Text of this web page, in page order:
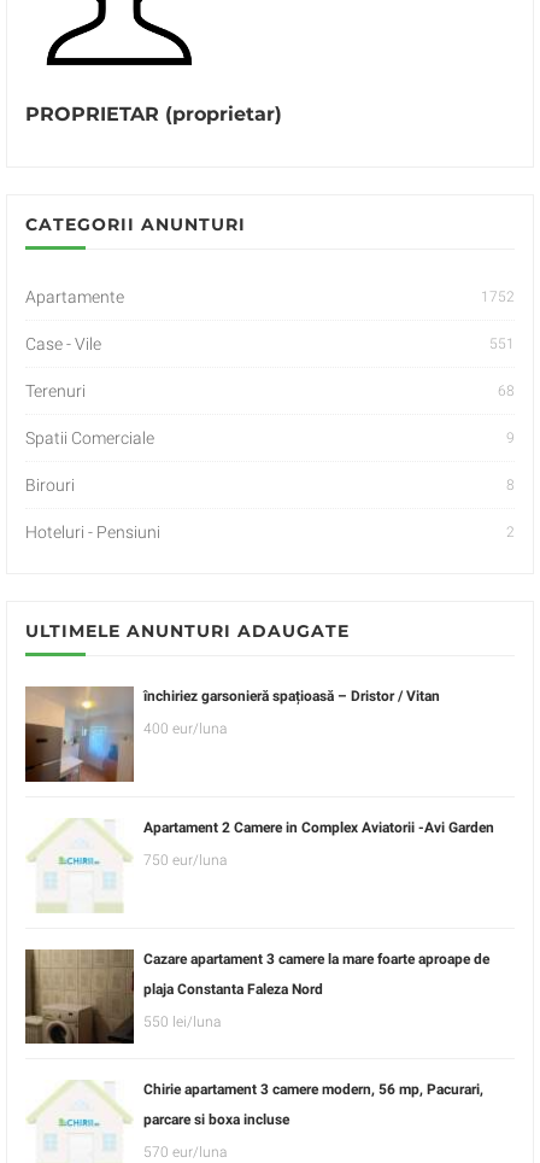
PROPRIETAR (proprietar)
CATEGORII ANUNTURI
Apartamente 1752
Case - Vile 551
Terenuri 68
Spatii Comerciale 9
Birouri 8
Hoteluri - Pensiuni 2
ULTIMELE ANUNTURI ADAUGATE
închiriez garsonieră spațioasă – Dristor / Vitan
400 eur/luna
Apartament 2 Camere in Complex Aviatorii -Avi Garden
750 eur/luna
Cazare apartament 3 camere la mare foarte aproape de
plaja Constanta Faleza Nord
550 lei/luna
Chirie apartament 3 camere modern, 56 mp, Pacurari,
parcare si boxa incluse
570 eur/luna